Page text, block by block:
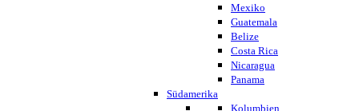
Mexiko
Guatemala
Belize
Costa Rica
Nicaragua
Panama
Südamerika
Kolumbien